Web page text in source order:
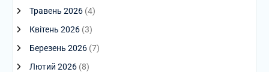
Травень 2026(4)
Квітень 2026(3)
Березень 2026(7)
Лютий 2026(8)